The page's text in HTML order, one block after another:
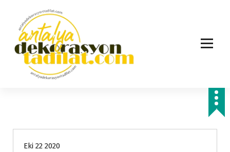
Eki 22 2020